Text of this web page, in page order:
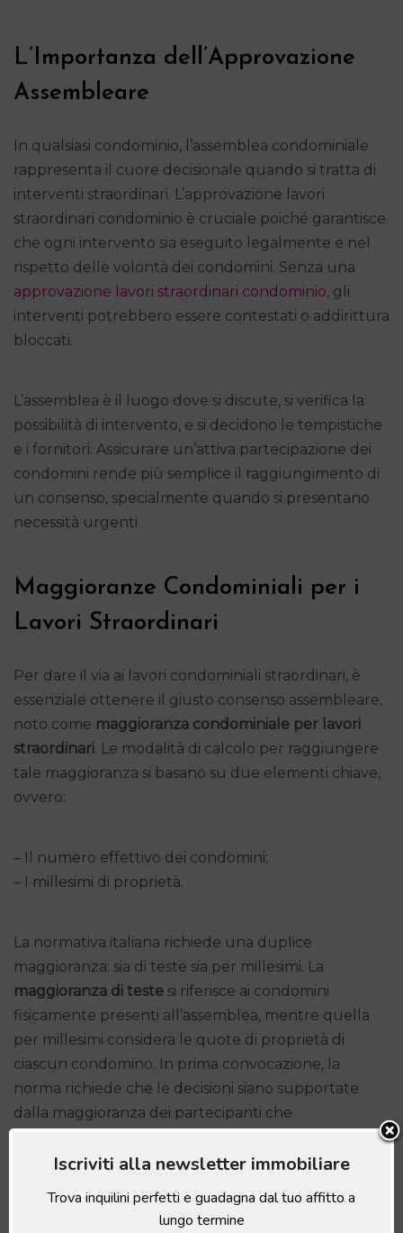
L’Importanza dell’Approvazione
Assembleare
In qualsiasi condominio, l’assemblea condominiale
rappresenta il cuore decisionale quando si tratta di
interventi straordinari. L’approvazione lavori
straordinari condominio è cruciale poiché garantisce
che ogni intervento sia eseguito legalmente e nel
rispetto delle volontà dei condomini. Senza una
approvazione lavori straordinari condominio, gli
interventi potrebbero essere contestati o addirittura
bloccati.
L’assemblea è il luogo dove si discute, si verifica la
possibilità di intervento, e si decidono le tempistiche
e i fornitori. Assicurare un’attiva partecipazione dei
condomini rende più semplice il raggiungimento di
un consenso, specialmente quando si presentano
necessità urgenti.
Maggioranze Condominiali per i
Lavori Straordinari
Per dare il via ai lavori condominiali straordinari, è
essenziale ottenere il giusto consenso assembleare,
noto come maggioranza condominiale per lavori
straordinari. Le modalità di calcolo per raggiungere
tale maggioranza si basano su due elementi chiave,
ovvero:
– Il numero effettivo dei condomini;
– I millesimi di proprietà.
La normativa italiana richiede una duplice
maggioranza: sia di teste sia per millesimi. La
maggioranza di teste si riferisce ai condomini
fisicamente presenti all’assemblea, mentre quella
per millesimi considera le quote di proprietà di
ciascun condomino. In prima convocazione, la
norma richiede che le decisioni siano supportate
dalla maggioranza dei partecipanti che
millesimale.
La seconda convocazione risulta più flessibile, con
Iscriviti alla newsletter immobiliare
Trova inquilini perfetti e guadagna dal tuo affitto a
lungo termine